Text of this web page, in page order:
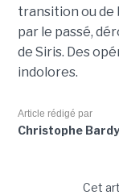
transition ou de
par le passé,
de Siris. Des
indolores.
Article rédigé par
Christophe Bardy
Cet